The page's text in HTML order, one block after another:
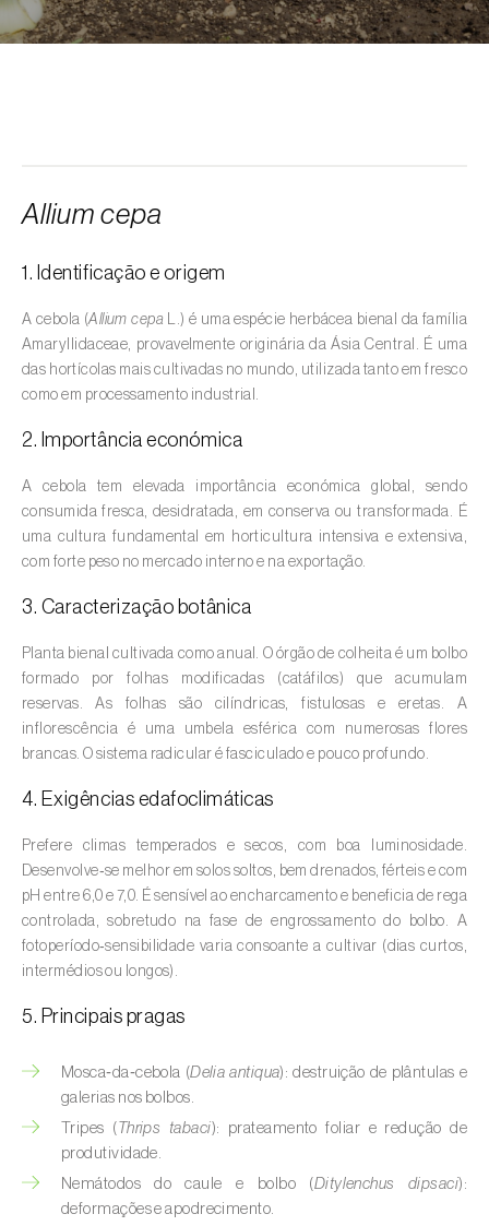
Alface (Lactuca sativa)
Ambientes aquáticos (
valas, canais, açudes, barragens e estações
de tratamento de águas residuais)
Ameixeira (Prunus domestica L.
Amendoeira (Prunus dulcis
Amendoim (Arachis hypogaea)
Amieiro ( Alnus glutinosa)
Anona (Annona spp.)
Áreas não cultivadas (-)
(Coriandrum, Petroselinum, Mentha, Ocimum,
Melissa, Pimpinella, Rosmarinus e outras)
Arroz (Oryza spp.)
Aveia (Avena sativa)
rotundifolia)
Banana (Musa spp.)
Batata (
Batata-doce (Ipomoea batatas
Allium cepa
1. Identificação e origem
A cebola (Allium cepa L.) é uma espécie herbácea bienal da família
Amaryllidaceae, provavelmente originária da Ásia Central. É uma
das hortícolas mais cultivadas no mundo, utilizada tanto em fresco
como em processamento industrial.
2. Importância económica
A cebola tem elevada importância económica global, sendo
consumida fresca, desidratada, em conserva ou transformada. É
uma cultura fundamental em horticultura intensiva e extensiva,
com forte peso no mercado interno e na exportação.
3. Caracterização botânica
Planta bienal cultivada como anual. O órgão de colheita é um bolbo
formado por folhas modificadas (catáfilos) que acumulam
reservas. As folhas são cilíndricas, fistulosas e eretas. A
inflorescência é uma umbela esférica com numerosas flores
brancas. O sistema radicular é fasciculado e pouco profundo.
4. Exigências edafoclimáticas
Prefere climas temperados e secos, com boa luminosidade.
Desenvolve‑se melhor em solos soltos, bem drenados, férteis e com
pH entre 6,0 e 7,0. É sensível ao encharcamento e beneficia de rega
controlada, sobretudo na fase de engrossamento do bolbo. A
fotoperíodo‑sensibilidade varia consoante a cultivar (dias curtos,
intermédios ou longos).
5. Principais pragas
Mosca‑da‑cebola (Delia antiqua): destruição de plântulas e
galerias nos bolbos.
Tripes ( Thrips tabaci): prateamento foliar e redução de
produtividade.
Nemátodos do caule e bolbo (Ditylenchus dipsaci):
deformações e apodrecimento.